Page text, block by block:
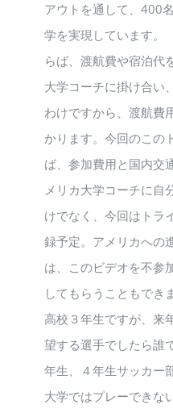
アウトを通して、400
学を実現して
らば、渡航費や宿泊代
大学コーチに掛け合い
わけですから、渡航費
かります。今回のこの
ば、参加費用と国内交
メリカ大学コーチに自
けでなく、今回はトラ
録予定。アメリカへの
は、このビデオを不参
してもらうこともでき
高校３年生ですが、来
望する選手でしたら誰
年生、４年生サッカー
大学ではプレーできな